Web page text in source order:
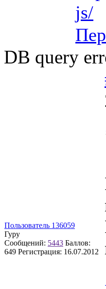
js/
DB query
Пользователь 136059
Гуру
Сообщений: 5443 Баллов:
649 Регистрация: 16.07.2012